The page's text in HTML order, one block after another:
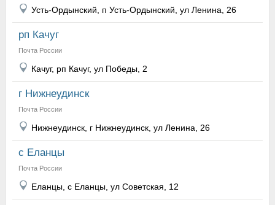
Усть-Ордынский, п Усть-Ордынский, ул Ленина, 26
рп Качуг
Почта России
Качуг, рп Качуг, ул Победы, 2
г Нижнеудинск
Почта России
Нижнеудинск, г Нижнеудинск, ул Ленина, 26
с Еланцы
Почта России
Еланцы, с Еланцы, ул Советская, 12